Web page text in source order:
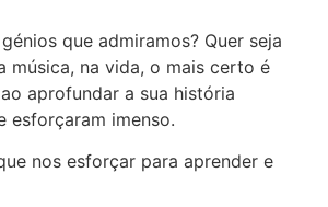
que admiramos? Quer seja
música, na vida, o mais certo é
aprofundar a sua história
esforçaram imenso.
nos esforçar para aprender e